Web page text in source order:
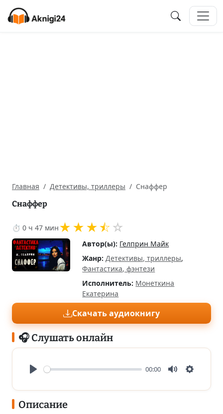
Главная Детективы, триллеры
Снаффер
Снаффер
⏱ 0 ч 47 мин★★★⯪ ☆
Автор(ы): Гелприн Майк
Жанр: Детективы, триллеры,
Фантастика, фэнтези
Исполнитель: Монеткина
Екатерина
Скачать аудиокнигу
🎧 Слушать онлайн
00:00
Описание